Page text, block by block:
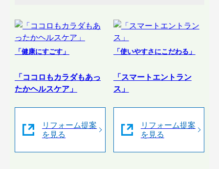
「健康にすごす」
「ココロもカラダもあっ
たかヘルスケア」
リフォーム提案
を見る
「使いやすさにこだわる」
「スマートエントラン
ス」
リフォーム提案
を見る